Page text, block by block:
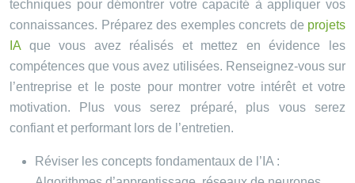
techniques pour démontrer votre capacité à appliquer vos
connaissances. Préparez des exemples concrets de projets
IA que vous avez réalisés et mettez en évidence les
compétences que vous avez utilisées. Renseignez-vous sur
l’entreprise et le poste pour montrer votre intérêt et votre
motivation. Plus vous serez préparé, plus vous serez
confiant et performant lors de l’entretien.
Réviser les concepts fondamentaux de l’IA :